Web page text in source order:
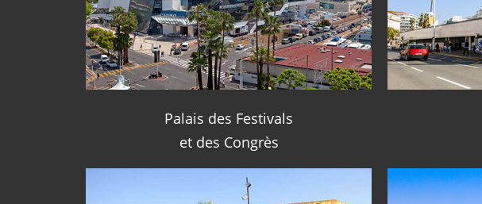
Palais des Festivals
et des Congrès